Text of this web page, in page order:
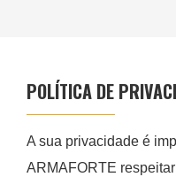
POLÍTICA DE
A sua privacidade é
ARMAFORTE